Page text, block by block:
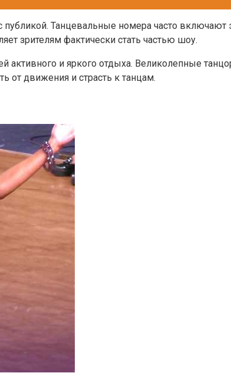
Танцевальные номера часто
зрителям фактически стать частью шоу.
и яркого отдыха. Великолепные
от движения и страсть к танцам.